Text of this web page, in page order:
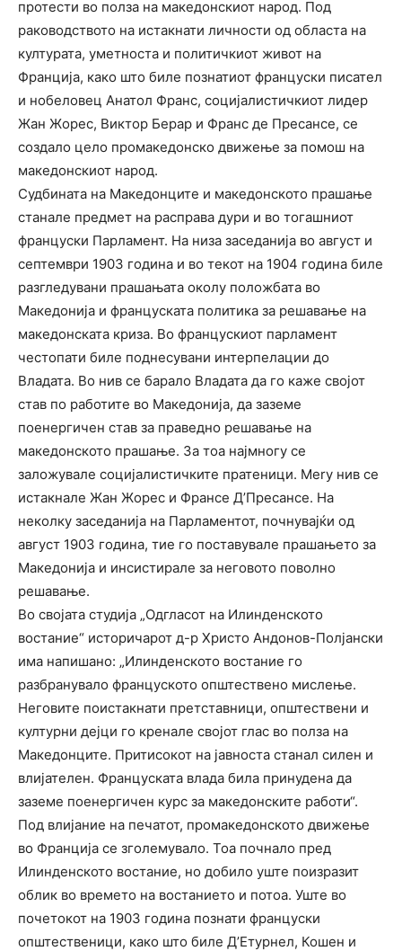
протести во полза на македонскиот народ. Под
раководството на истакнати личности од областа на
културата, уметноста и политичкиот живот на
Франција, како што биле познатиот француски писател
и нобеловец Анатол Франс, социјалистичкиот лидер
Жан Жорес, Виктор Берар и Франс де Пресансе, се
создало цело промакедонско движење за помош на
македонскиот народ.
Судбината на Македонците и македонското прашање
станале предмет на расправа дури и во тогашниот
француски Парламент. На низа заседанија во август и
септември 1903 година и во текот на 1904 година биле
разгледувани прашањата околу положбата во
Македонија и француската политика за решавање на
македонската криза. Во францускиот парламент
честопати биле поднесувани интерпелации до
Владата. Во нив се барало Владата да го каже својот
став по работите во Македонија, да заземе
поенергичен став за праведно решавање на
македонското прашање. За тоа најмногу се
заложувале социјалистичките пратеници. Mery нив се
истакнале Жан Жорес и Франсе Д’Пресансе. На
неколку заседанија на Парламентот, почнувајќи од
август 1903 година, тие го поставувале прашањето за
Македонија и инсистирале за неговото поволно
решавање.
Во својата студија „Одгласот на Илинденското
востание“ историчарот д-р Христо Андонов-Полјански
има напишано: „Илинденското востание го
разбранувало француското општествено мислење.
Неговите поистакнати претставници, општествени и
културни дејци го кренале својот глас во полза на
Македонците. Притисокот на јавноста станал силен и
влијателен. Француската влада била принудена да
заземе поенергичен курс за македонските работи“.
Под влијание на печатот, промакедонското движење
во Франција се зголемувало. Тоа почнало пред
Илинденското востание, но добило уште поизразит
облик во времето на востанието и потоа. Уште во
почетокот на 1903 година познати француски
општественици, како што биле Д’Етурнел, Кошен и